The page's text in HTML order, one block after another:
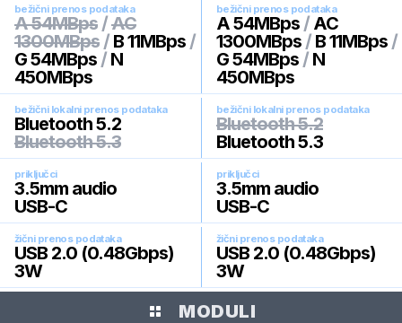
bežični prenos podataka
A 54MBps /AC
1300MBps / B 11MBps /
G 54MBps / N
450MBps
bežični prenos podataka
A 54MBps / AC
1300MBps / B 11MBps /
G 54MBps / N
450MBps
bežični lokalni prenos podataka
Bluetooth 5.2
Bluetooth 5.3
bežični lokalni prenos podataka
Bluetooth 5.2
Bluetooth 5.3
priključci
3.5mm audio
USB-C
priključci
3.5mm audio
USB-C
žični prenos podataka
USB 2.0 (0.48Gbps)
3W
žični prenos podataka
USB 2.0 (0.48Gbps)
3W
MODULI